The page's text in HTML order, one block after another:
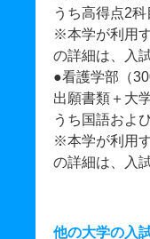
うち高得点2科
※本学が利用
の詳細は、入
●看護学部（
出願書類＋大
うち国語およ
※本学が利用
の詳細は、入
他の大学の入